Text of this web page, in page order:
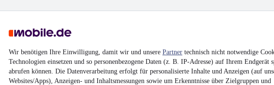
Wir benötigen Ihre Einwilligung, damit wir und unsere Partner technisch nicht notwendige
Technologien einsetzen und so personenbezogene Daten (z. B. IP-Adresse) auf Ihrem Endgerät
abrufen können. Die Datenverarbeitung erfolgt für personalisierte Inhalte und Anzeigen (auf
Websites/Apps), Anzeigen- und Inhaltsmessungen sowie um Erkenntnisse über Zielgruppen und
BMW Z4 M
47.950 €
509 €